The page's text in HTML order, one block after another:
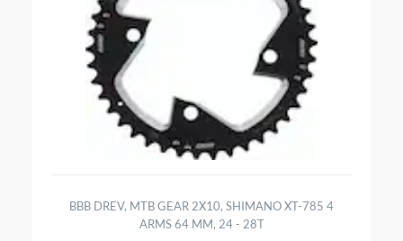
BBB DREV, MTB GEAR 2X10, SHIMANO XT-785 4
ARMS 64 MM, 24 - 28T